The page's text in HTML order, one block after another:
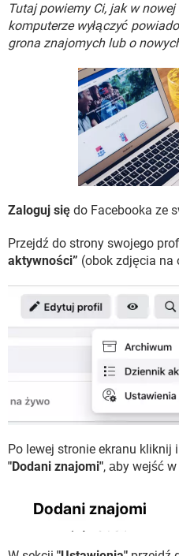
WINDOWS 10
SPOTIFY
INSTAGRAM
GRY
SPOTIFY
Tutaj powiemy Ci, jak w
komputerze wyłączyć
grona znajomych lub o
Zaloguj się do Facebooka ze
Przejdź do strony swojego
aktywności” (obok zdjęcia na
Po lewej stronie ekranu kliknij
"Dodani znajomi", аby wejść